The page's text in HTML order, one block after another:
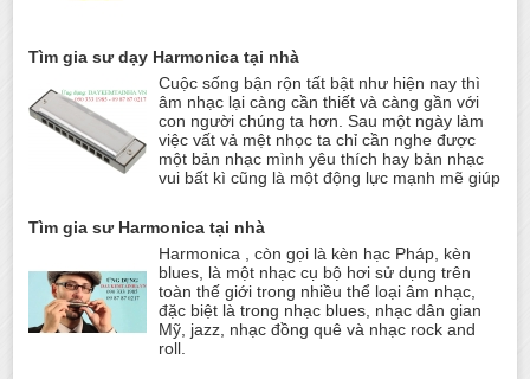
Tìm gia sư dạy Harmonica tại nhà
Cuộc sống bận rộn tất bật như hiện nay thì
âm nhạc lại càng cần thiết và càng gần với
con người chúng ta hơn. Sau một ngày làm
việc vất vả mệt nhọc ta chỉ cần nghe được
một bản nhạc mình yêu thích hay bản nhạc
vui bất kì cũng là một động lực mạnh mẽ giúp
Tìm gia sư Harmonica tại nhà
Harmonica , còn gọi là kèn hạc Pháp, kèn
blues, là một nhạc cụ bộ hơi sử dụng trên
toàn thế giới trong nhiều thể loại âm nhạc,
đặc biệt là trong nhạc blues, nhạc dân gian
Mỹ, jazz, nhạc đồng quê và nhạc rock and
roll.